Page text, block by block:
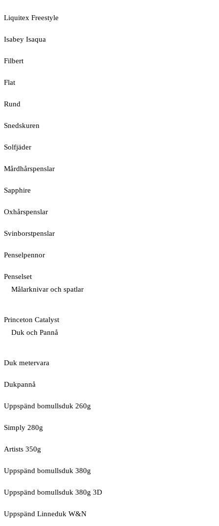
Liquitex Freestyle
Isabey Isaqua
Filbert
Flat
Rund
Snedskuren
Solfjäder
Mårdhårspenslar
Sapphire
Oxhårspenslar
Svinborstpenslar
Penselpennor
Penselset
Målarknivar och spatlar
Princeton Catalyst
Duk och Pannå
Duk metervara
Dukpannå
Uppspänd bomullsduk 260g
Simply 280g
Artists 350g
Uppspänd bomullsduk 380g
Uppspänd bomullsduk 380g 3D
Uppspänd Linneduk W&N